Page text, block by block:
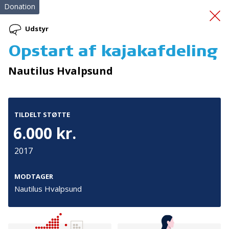
Køb af 5 stk.
Donation
Udstyr
Opstart af kajakafdeling
Nautilus Hvalpsund
TILDELT STØTTE
6.000 kr.
2017
MODTAGER
Nautilus Hvalpsund
Tilmeld nyhedsbrev
De seneste nyheder om TrygFondens og TryghedsGruppens
aktiviteter direkte i din indbakke.